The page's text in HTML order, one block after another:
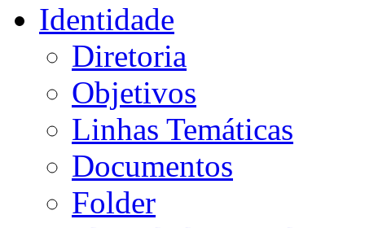
Identidade
Diretoria
Objetivos
Linhas Temáticas
Documentos
Folder